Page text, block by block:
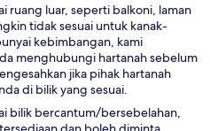
ruang luar, seperti balkoni, laman
tidak sesuai untuk kanak-
kebimbangan, kami
menghubungi hartanah sebelum
jika pihak hartanah
di bilik yang sesuai.
bilik bercantum/bersebelahan,